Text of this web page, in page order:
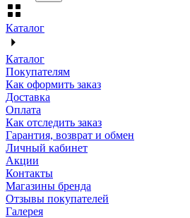
Каталог
Каталог
Покупателям
Как оформить заказ
Доставка
Оплата
Как отследить заказ
Гарантия, возврат и обмен
Личный кабинет
Акции
Контакты
Магазины бренда
Отзывы покупателей
Галерея